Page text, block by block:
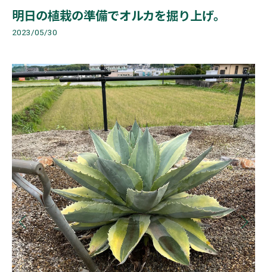
明日の植栽の準備でオルカを掘り上げ。
2023/05/30